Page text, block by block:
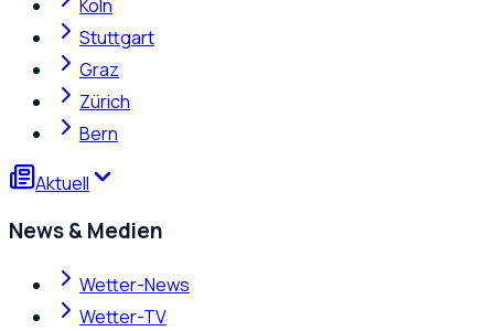
Köln
Stuttgart
Graz
Zürich
Bern
Aktuell
News & Medien
Wetter-News
Wetter-TV